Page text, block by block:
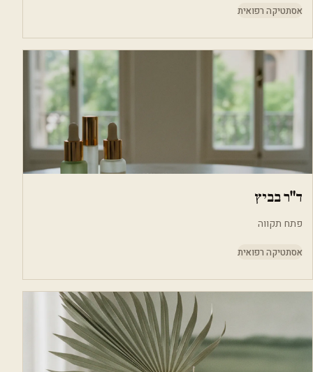
אסתטיקה רפואית
ד"ר בביץ
פתח תקווה
אסתטיקה רפואית